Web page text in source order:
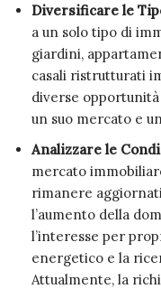
Diversificare le
a un solo tipo di
giardini,
casali ristrutturati
diverse
un suo mercato e
Analizzare le
mercato
rimanere
l’aumento della
l’interesse per
energetico e la
Attualmente, la